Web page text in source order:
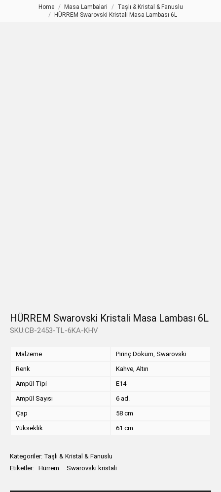
You are here:Home Masa Lambalari
Taşlı & Kristal & Fanuslu
HÜRREM Swarovski Kristali Masa Lambası 6L
HÜRREM Swarovski Kristali Masa Lambası 6L
SKU:CB-2453-TL-6KA-KHV
Malzeme
Pirinç Döküm, Swarovski
Renk
Kahve, Altın
Ampül Tipi
E14
Ampül Sayısı
6 ad.
Çap
58 cm
Yükseklik
61 cm
Kategoriler: Taşlı & Kristal & Fanuslu
Etiketler: Hürrem Swarovski kristali